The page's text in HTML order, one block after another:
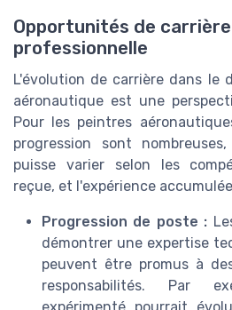
Opportunités de
professionnelle
L'évolution de carrière dans le
aéronautique est une
Pour les peintres
progression sont
puisse varier selon les
reçue, et l'expérience
Progression de poste :
démontrer une expertise
peuvent être promus à
responsabilités. Par